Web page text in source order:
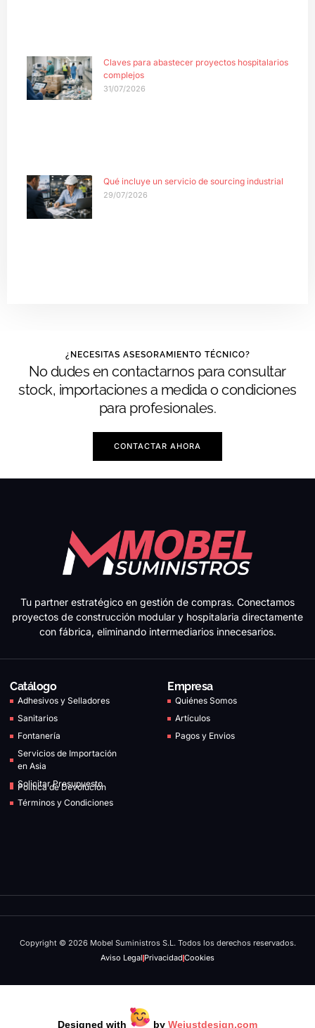
Claves para abastecer proyectos hospitalarios
complejos
31/07/2026
Qué incluye un servicio de sourcing industrial
29/07/2026
¿NECESITAS ASESORAMIENTO TÉCNICO?
No dudes en contactarnos para consultar
stock, importaciones a medida o condiciones
para profesionales.
CONTACTAR AHORA
Tu partner estratégico en gestión de compras. Conectamos
proyectos de construcción modular y hospitalaria directamente
con fábrica, eliminando intermediarios innecesarios.
Catálogo
Adhesivos y Selladores
Sanitarios
Fontanería
Servicios de Importación
en Asia
Solicitar Presupuesto
Política de Devolución
Términos y Condiciones
Empresa
Quiénes Somos
Artículos
Pagos y Envios
Copyright © 2026 Mobel Suministros S.L. Todos los derechos reservados.
Aviso Legal Privacidad Cookies
Designed with by Wejustdesign.com